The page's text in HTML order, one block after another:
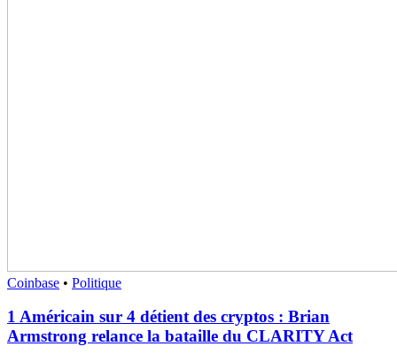
Coinbase • Politique
1 Américain sur 4 détient des cryptos : Brian
Armstrong relance la bataille du CLARITY Act